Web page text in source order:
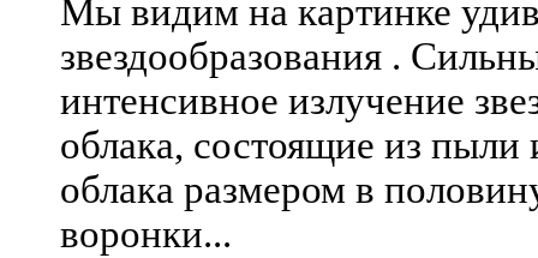
Мы видим на картинке
звездообразования .
интенсивное излучение
облака, состоящие из
облака размером в
воронки...